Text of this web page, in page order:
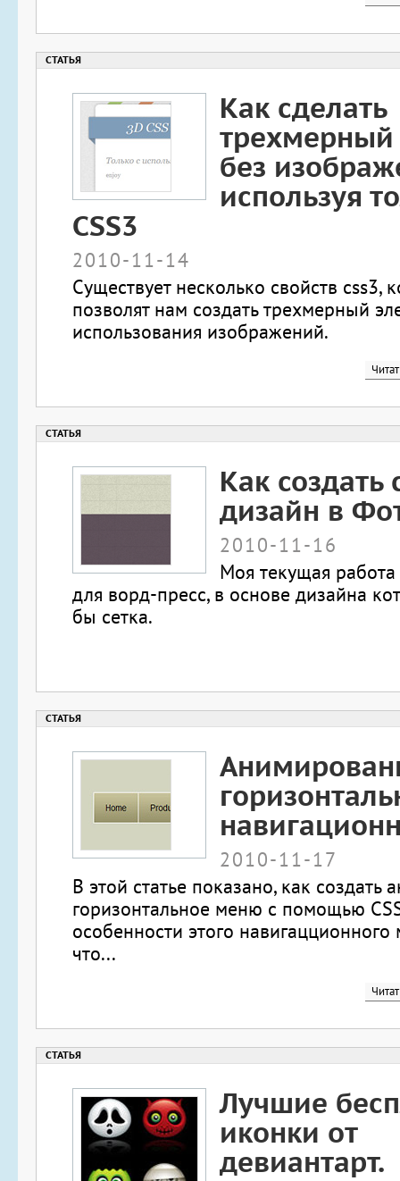
Как сделать
трехмерный
без
используя
CSS3
2010-11-14
Существует несколько свойств css3,
позволят нам создать трехмерный
использования изображений.
Как создать
дизайн в
2010-11-16
Моя текущая работа
для ворд-пресс, в основе дизайна
бы сетка.
2010-11-17
В этой статье показано, как создать
горизонтальное меню с помощью
особенности этого
что...
Лучшие
иконки от
девиантарт.